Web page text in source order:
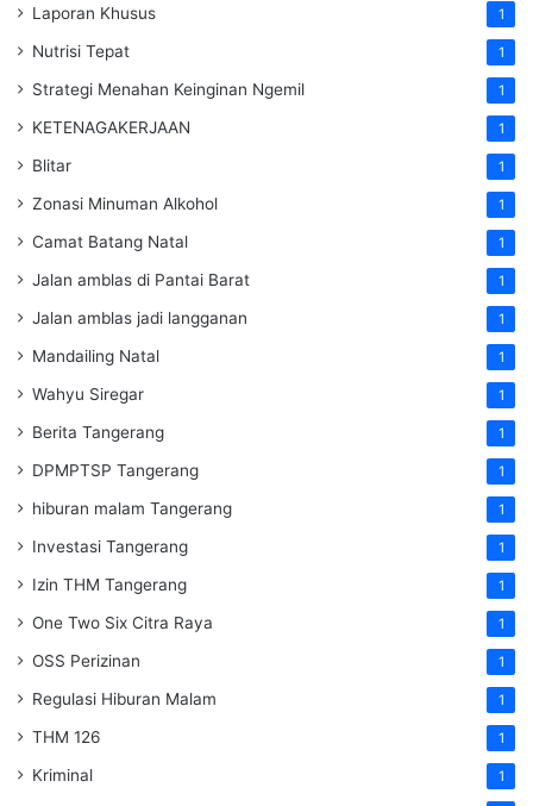
Laporan Khusus 1
Nutrisi Tepat 1
Strategi Menahan Keinginan Ngemil 1
KETENAGAKERJAAN 1
Blitar 1
Zonasi Minuman Alkohol 1
Camat Batang Natal 1
Jalan amblas di Pantai Barat 1
Jalan amblas jadi langganan 1
Mandailing Natal 1
Wahyu Siregar 1
Berita Tangerang 1
DPMPTSP Tangerang 1
hiburan malam Tangerang 1
Investasi Tangerang 1
Izin THM Tangerang 1
One Two Six Citra Raya 1
OSS Perizinan 1
Regulasi Hiburan Malam 1
THM 126 1
Kriminal 1